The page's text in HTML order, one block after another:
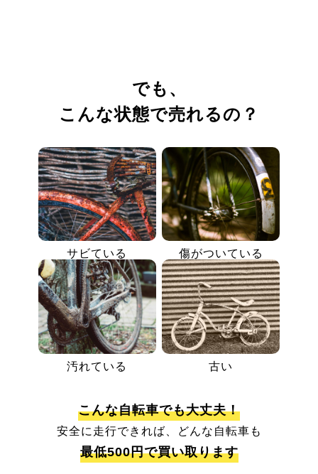
でも、
こんな状態で売れるの？
サビている 傷がついている
汚れている 古い
こんな自転車でも大丈夫！
安全に走行できれば、どんな自転車も
最低500円で買い取ります